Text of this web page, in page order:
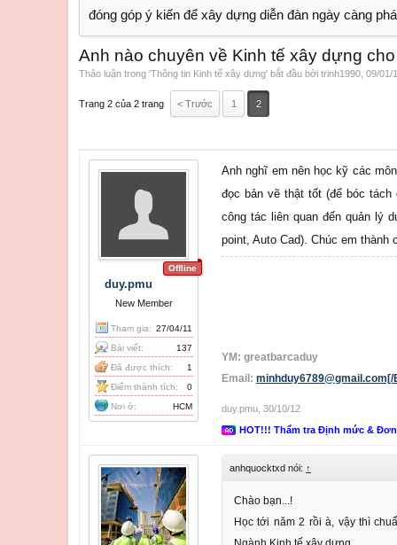
đóng góp ý kiến để xây dựng diễn đàn ngày càng
Anh nào chuyên về Kinh tế xây dựng
Thảo luận trong 'Thông tin Kinh tế xây dựng' bắt đầu bởi trinh1990 09/01/
Trang 2 của 2 trang < Trước 1 2
Offline
duy.pmu
New Member
Tham gia: 27/04/11
Bài viết:
137
Đã được thích:
1
Điểm thành tích:
0
Nơi ở:
HCM
Anh nghĩ em nên học kỹ các
đọc bản vẽ thật tốt (để bóc
công tác liên quan đến quản lý
point, Auto Cad). Chúc em thành
YM: greatbarcaduy
Email: minhduy6789@gmail.com[/
duy.pmu 30/10/12
HOT!!! Thẩm tra Định mức & Đơn
anhquocktxd nói: ↑
Chào bạn...!
Học tới năm 2 rồi à, vậy thì